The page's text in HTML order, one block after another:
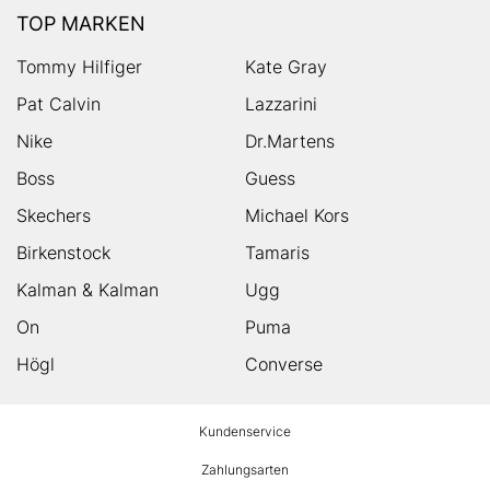
TOP MARKEN
Tommy Hilfiger
Kate Gray
Pat Calvin
Lazzarini
Nike
Dr.Martens
Boss
Guess
Skechers
Michael Kors
Birkenstock
Tamaris
Kalman & Kalman
Ugg
On
Puma
Högl
Converse
Kundenservice
Zahlungsarten